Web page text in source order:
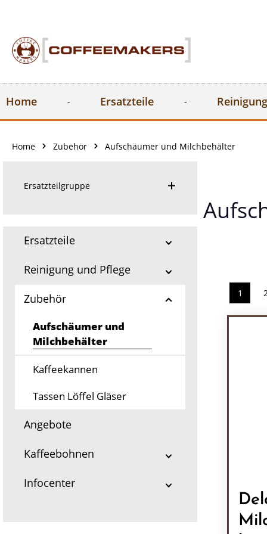
Home Ersatzteile
Home Zubehör Aufschäumer und Milchbehälter
Ersatzteilgruppe
Ersatzteile
Reinigung und Pflege
Zubehör
Aufschäumer und
Milchbehälter
Kaffeekannen
Tassen Löffel Gläser
Angebote
Kaffeebohnen
Infocenter
Seite
1